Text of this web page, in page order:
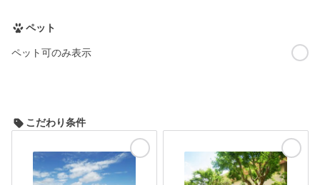
ペット
ペット可のみ表示
こだわり条件